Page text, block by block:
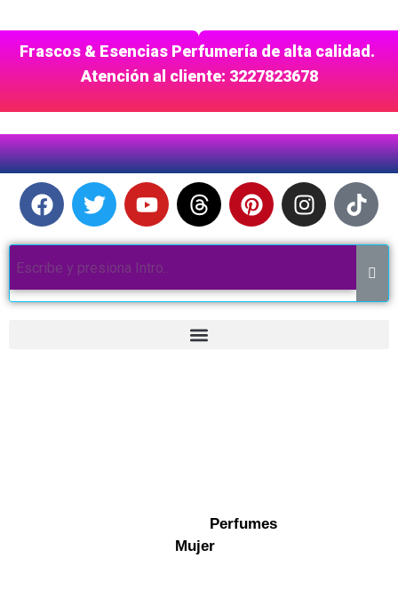
Frascos & Esencias Perfumería de alta calidad.
Atención al cliente: 3227823678
Perfumes
Mujer